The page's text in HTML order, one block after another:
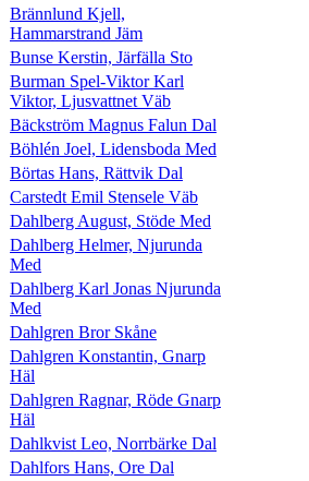
Brännlund Kjell,
Hammarstrand Jäm
Bunse Kerstin, Järfälla Sto
Burman Spel-Viktor Karl
Viktor, Ljusvattnet Väb
Bäckström Magnus Falun Dal
Böhlén Joel, Lidensboda Med
Börtas Hans, Rättvik Dal
Carstedt Emil Stensele Väb
Dahlberg August, Stöde Med
Dahlberg Helmer, Njurunda
Med
Dahlberg Karl Jonas Njurunda
Med
Dahlgren Bror Skåne
Dahlgren Konstantin, Gnarp
Häl
Dahlgren Ragnar, Röde Gnarp
Häl
Dahlkvist Leo, Norrbärke Dal
Dahlfors Hans, Ore Dal